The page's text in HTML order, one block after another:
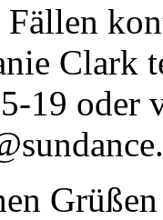
Clark
19 oder
Grüßen